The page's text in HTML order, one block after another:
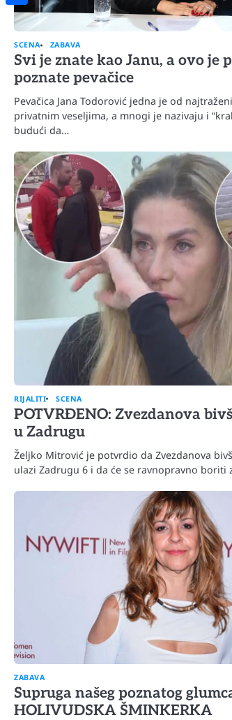
SCENA ZABAVA
Svi je znate kao Janu, a ovo je
poznate pevačice
Pevačica Jana Todorović jedna je od
privatnim veseljima, a mnogi je nazivaju i
budući da…
RIJALITI SCENA
POTVRĐENO: Zvezdanova
u Zadrugu
Željko Mitrović je potvrdio da Zvezdanova
ulazi Zadrugu 6 i da će se ravnopravno boriti
ZABAVA
Supruga našeg poznatog
HOLIVUDSKA ŠMINKERKA
Međunarodni dan
Share